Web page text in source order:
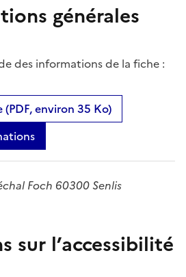
générales
des informations de la fiche :
environ 35 Ko)
Foch 60300 Senlis
sur l’accessibilité